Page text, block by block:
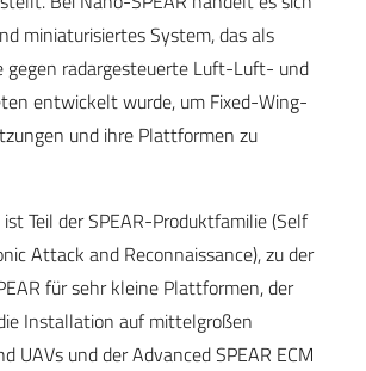
miniaturisiertes System, das als
gegen radargesteuerte Luft-Luft- und
entwickelt wurde, um Fixed-Wing-
und ihre Plattformen zu
Teil der SPEAR-Produktfamilie (Self
Attack and Reconnaissance), zu der
für sehr kleine Plattformen, der
Installation auf mittelgroßen
UAVs und der Advanced SPEAR ECM